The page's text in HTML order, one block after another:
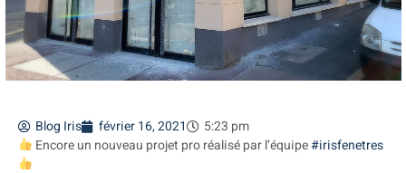
Blog Iris février 16, 2021
5:23 pm
Encore un nouveau projet pro réalisé par l’équipe#irisfenetres